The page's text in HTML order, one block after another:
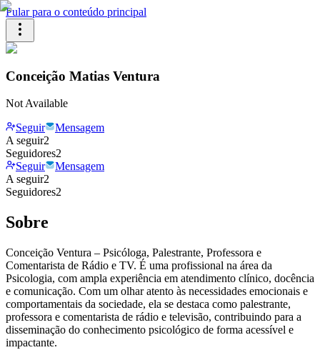
Pular para o conteúdo principal
Conceição Matias Ventura
Not Available
Seguir
Mensagem
A seguir2
Seguidores2
Seguir
Mensagem
A seguir2
Seguidores2
Sobre
Conceição Ventura – Psicóloga, Palestrante, Professora e
Comentarista de Rádio e TV. É uma profissional na área da
Psicologia, com ampla experiência em atendimento clínico, docência
e comunicação. Com um olhar atento às necessidades emocionais e
comportamentais da sociedade, ela se destaca como palestrante,
professora e comentarista de rádio e televisão, contribuindo para a
disseminação do conhecimento psicológico de forma acessível e
impactante.